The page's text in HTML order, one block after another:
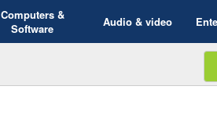
Computers &
Software
Audio & video